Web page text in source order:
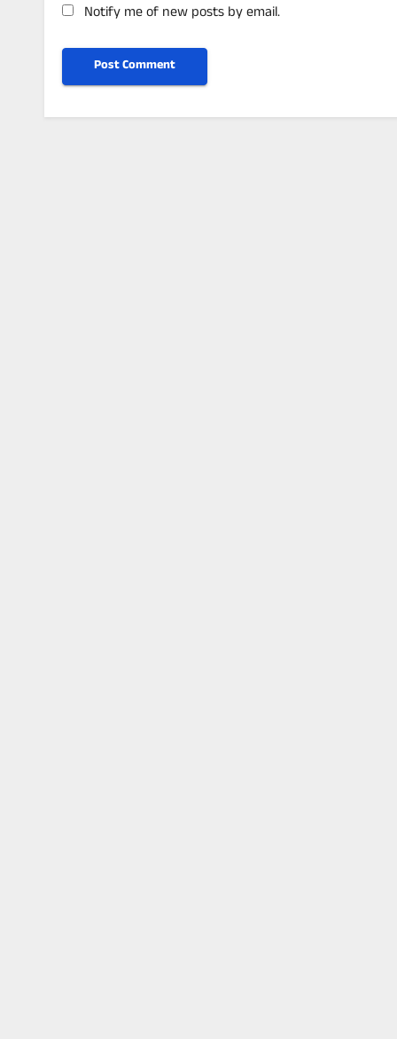
Notify me of new posts by email.